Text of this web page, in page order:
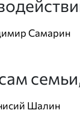
Самарин
Шалин